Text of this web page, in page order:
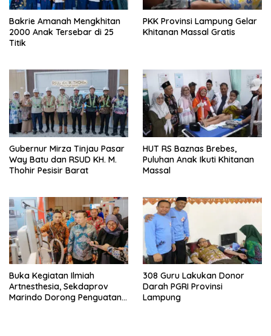
Bakrie Amanah Mengkhitan
2000 Anak Tersebar di 25
Titik
PKK Provinsi Lampung Gelar
Khitanan Massal Gratis
Gubernur Mirza Tinjau Pasar
Way Batu dan RSUD KH. M.
Thohir Pesisir Barat
HUT RS Baznas Brebes,
Puluhan Anak Ikuti Khitanan
Massal
Buka Kegiatan Ilmiah
Artnesthesia, Sekdaprov
Marindo Dorong Penguatan
308 Guru Lakukan Donor
Darah PGRI Provinsi
Lampung